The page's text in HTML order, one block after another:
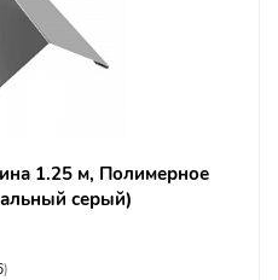
1.25 м, Полимерное
серый)
)